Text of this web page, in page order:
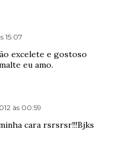
15:07
excelete e gostoso
eu amo.
às 00:59
cara rsrsrsr!!!Bjks